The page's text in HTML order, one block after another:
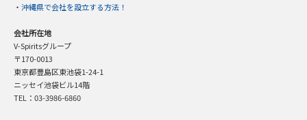
・ 沖縄県で会社を設立する方法！
会社所在地
V-Spiritsグループ
〒170-0013
東京都豊島区東池袋1-24-1
ニッセイ池袋ビル14階
TEL：03-3986-6860